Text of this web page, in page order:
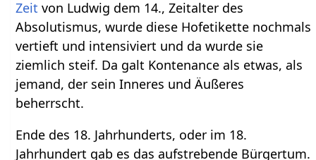
Zeit von Ludwig dem 14., Zeitalter des
Absolutismus, wurde diese Hofetikette nochmals
vertieft und intensiviert und da wurde sie
ziemlich steif. Da galt Kontenance als etwas, als
jemand, der sein Inneres und Äußeres
beherrscht.
Ende des 18. Jahrhunderts, oder im 18.
Jahrhundert gab es das aufstrebende Bürgertum.